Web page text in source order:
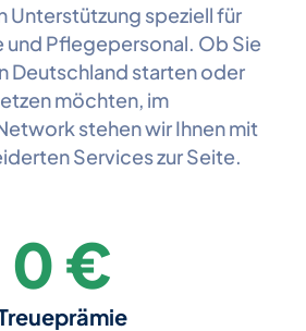
Unterstützung speziell für
und Pflegepersonal. Ob Sie
Deutschland starten oder
möchten, im
stehen wir Ihnen mit
Services zur Seite.
0€